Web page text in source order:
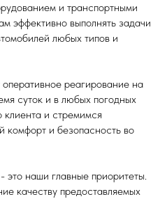
и транспортными
эффективно выполнять задачи
любых типов и
реагирование на
суток и в любых погодных
и стремимся
комфорт и безопасность во
это наши главные приоритеты.
качеству предоставляемых